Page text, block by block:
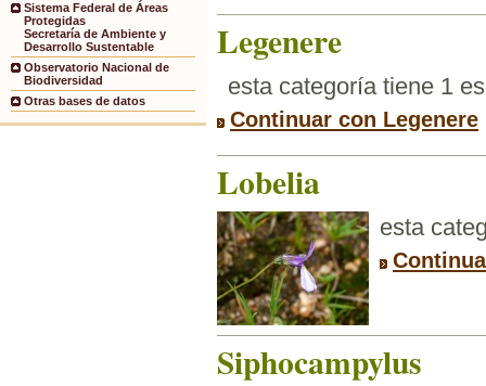
Sistema Federal de Áreas
Protegidas
Secretaría de Ambiente y
Desarrollo Sustentable
Observatorio Nacional de
Biodiversidad
Otras bases de datos
Legenere
esta categoría tiene 1
Continuar con Legenere
Lobelia
esta
Siphocampylus